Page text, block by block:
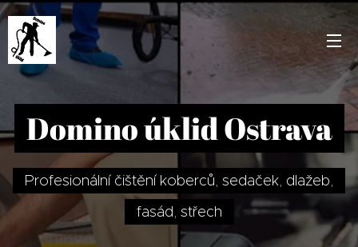
Domino úklid Ostrava
Profesionální čištění koberců, sedaček, dlažeb,
fasád, střech